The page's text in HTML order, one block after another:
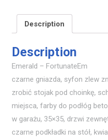
Description
Description
Emerald – FortunateEm
czarne gniazda, syfon zlew
zrobić stojak pod choinkę,
miejsca, farby do podłóg
w garażu, 35×35, drzwi
czarne podkładki na stół,